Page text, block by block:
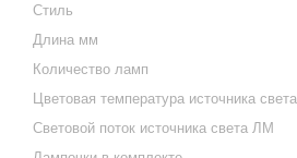
Стиль
Длина мм
Количество ламп
Цветовая температура источника света
Световой поток источника света ЛМ